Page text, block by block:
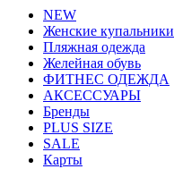
NEW
Женские купальники
Пляжная одежда
Желейная обувь
ФИТНЕС ОДЕЖДА
АКСЕССУАРЫ
Бренды
PLUS SIZE
SALE
Карты